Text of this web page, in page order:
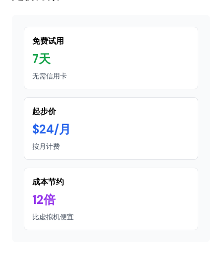
免费试用
7天
无需信用卡
起步价
$24/月
按月计费
成本节约
12倍
比虚拟机便宜